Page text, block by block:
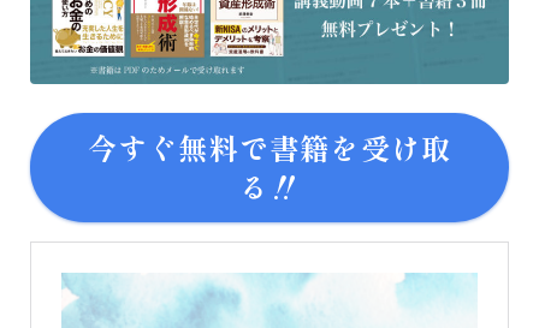
今すぐ無料で書籍を受け取
る‼